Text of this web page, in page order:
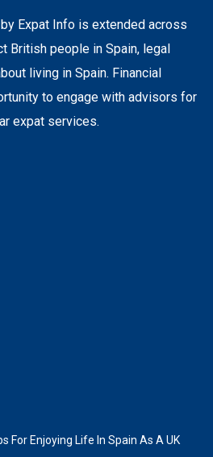
Expat Info is extended across
British people in Spain, legal
living in Spain. Financial
to engage with advisors for
expat services.
For Enjoying Life In Spain As A UK